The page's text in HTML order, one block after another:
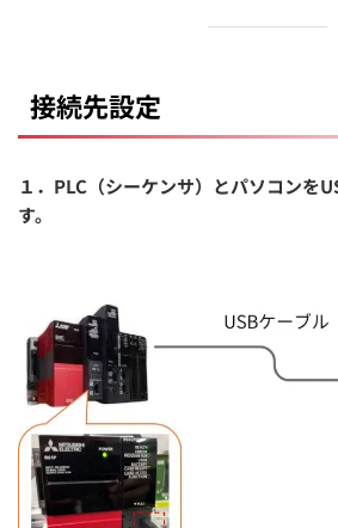
接続先設定
１．PLC（シーケンサ）とパソコンを
す。